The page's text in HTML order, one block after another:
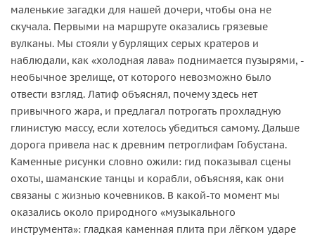
маленькие загадки для нашей дочери, чтобы она не
скучала. Первыми на маршруте оказались грязевые
вулканы. Мы стояли у бурлящих серых кратеров и
наблюдали, как «холодная лава» поднимается пузырями, -
необычное зрелище, от которого невозможно было
отвести взгляд. Латиф объяснял, почему здесь нет
привычного жара, и предлагал потрогать прохладную
глинистую массу, если хотелось убедиться самому. Дальше
дорога привела нас к древним петроглифам Гобустана.
Каменные рисунки словно ожили: гид показывал сцены
охоты, шаманские танцы и корабли, объясняя, как они
связаны с жизнью кочевников. В какой-то момент мы
оказались около природного «музыкального
инструмента»: гладкая каменная плита при лёгком ударе